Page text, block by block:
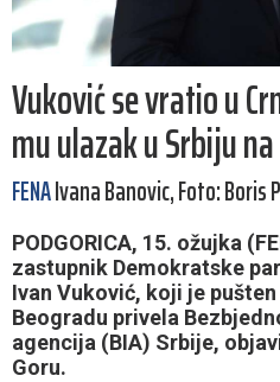
Vuković se vratio u
mu ulazak u Srbiju
FENAIvana Banovic, Foto:
PODGORICA, 15. ožujka
zastupnik Demokratske
Ivan Vuković, koji je
Beogradu privela
agencija (BIA) Srbije,
Goru.